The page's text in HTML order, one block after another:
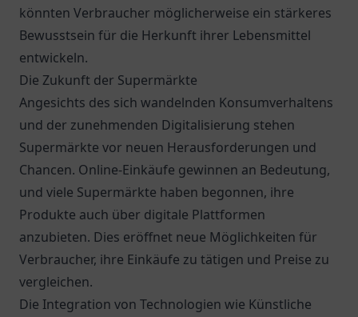
könnten Verbraucher möglicherweise ein stärkeres
Bewusstsein für die Herkunft ihrer Lebensmittel
entwickeln.
Die Zukunft der Supermärkte
Angesichts des sich wandelnden Konsumverhaltens
und der zunehmenden Digitalisierung stehen
Supermärkte vor neuen Herausforderungen und
Chancen. Online-Einkäufe gewinnen an Bedeutung,
und viele Supermärkte haben begonnen, ihre
Produkte auch über digitale Plattformen
anzubieten. Dies eröffnet neue Möglichkeiten für
Verbraucher, ihre Einkäufe zu tätigen und Preise zu
vergleichen.
Die Integration von Technologien wie Künstliche